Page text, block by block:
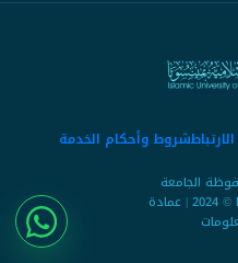
شروط وأحكام الخدمة
الجامعة
الإسلامية بمنيسوتا © 2024 | عمادة